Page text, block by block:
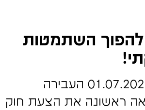
השתמטות
ביום רביעי, 01.07.2026 העבירה
ראשונה את הצעת חוק